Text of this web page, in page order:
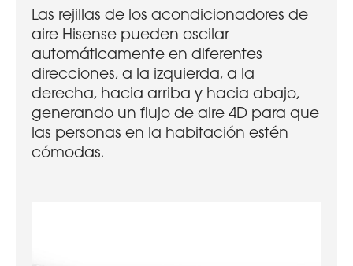
Las rejillas de los acondicionadores de
aire Hisense pueden oscilar
automáticamente en diferentes
direcciones, a la izquierda, a la
derecha, hacia arriba y hacia abajo,
generando un flujo de aire 4D para que
las personas en la habitación estén
cómodas.